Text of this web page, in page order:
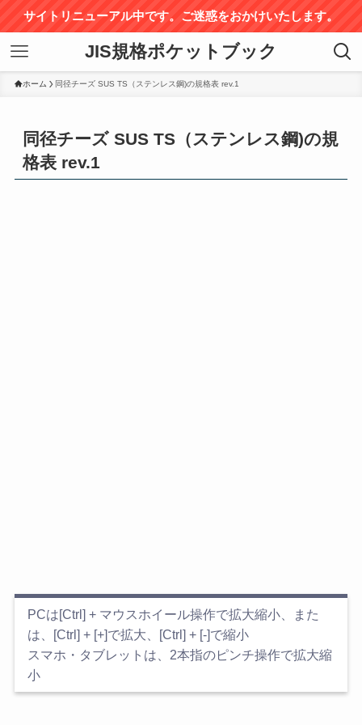
サイトリニューアル中です。ご迷惑をおかけいたします。
JIS規格ポケットブック
ホーム 同径チーズ SUS TS（ステンレス鋼)の規格表 rev.1
同径チーズ SUS TS（ステンレス鋼)の規
格表 rev.1
PCは[Ctrl] + マウスホイール操作で拡大縮小、また
は、[Ctrl] + [+]で拡大、[Ctrl] + [-]で縮小
スマホ・タブレットは、2本指のピンチ操作で拡大縮
小